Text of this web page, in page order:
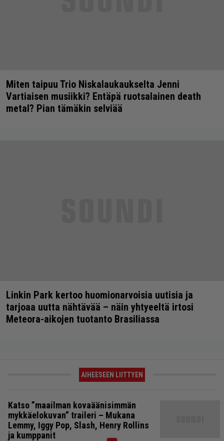
Miten taipuu Trio Niskalaukaukselta Jenni
Vartiaisen musiikki? Entäpä ruotsalainen death
metal? Pian tämäkin selviää
Linkin Park kertoo huomionarvoisia uutisia ja
tarjoaa uutta nähtävää – näin yhtyeeltä irtosi
Meteora-aikojen tuotanto Brasiliassa
AIHEESEEN LIITTYEN
Katso ”maailman kovaäänisimmän
mykkäelokuvan” traileri – Mukana
Lemmy, Iggy Pop, Slash, Henry Rollins
ja kumppanit